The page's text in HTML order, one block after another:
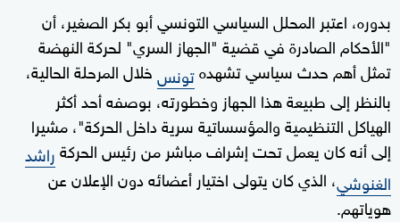
بدوره، اعتبر المحلل السياسي التونسي أبو بكر الصغير، أن
"الأحكام الصادرة في قضية "الجهاز السري" لحركة النهضة
تمثل أهم حدث سياسي تشهدهتونسخلال المرحلة الحالية،
بالنظر إلى طبيعة هذا الجهاز وخطورته، بوصفه أحد أكثر
الهياكل التنظيمية والمؤسساتية سرية داخل الحركة"، مشيرا
إلى أنه كان يعمل تحت إشراف مباشر من رئيس الحركةراشد
الغنوشي، الذي كان يتولى اختيار أعضائه دون الإعلان عن
هوياتهم.